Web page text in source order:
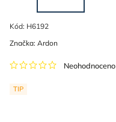
Kód: H6192
TIP
Neohodnoceno
Značka: Ardon